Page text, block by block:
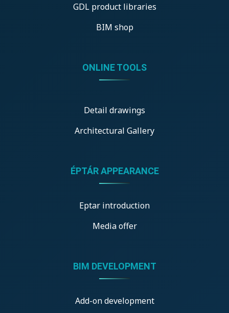
GDL product libraries
BIM shop
ONLINE TOOLS
Detail drawings
Architectural Gallery
ÉPTÁR APPEARANCE
Eptar introduction
Media offer
BIM DEVELOPMENT
Add-on development